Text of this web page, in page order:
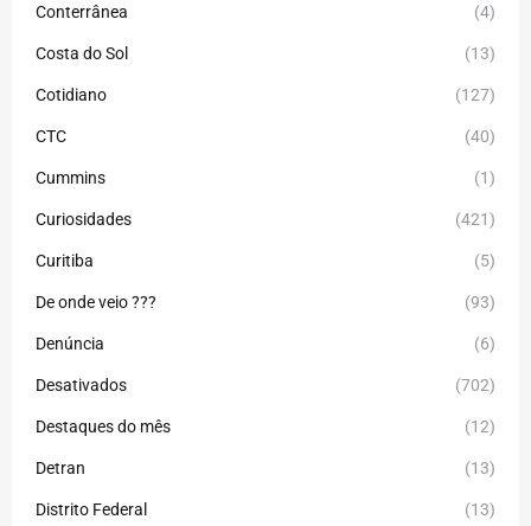
Conterrânea (4)
Costa do Sol (13)
Cotidiano (127)
CTC (40)
Cummins (1)
Curiosidades (421)
Curitiba (5)
De onde veio ??? (93)
Denúncia (6)
Desativados (702)
Destaques do mês (12)
Detran (13)
Distrito Federal (13)